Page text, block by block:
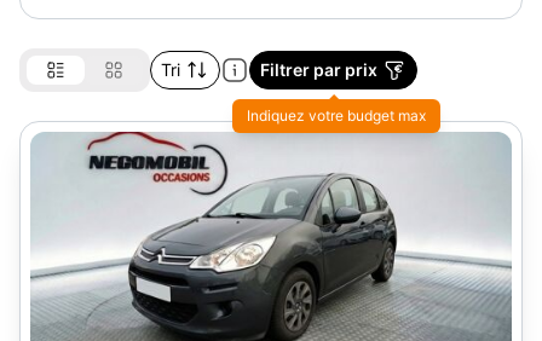
Tri Filtrer par prix
Indiquez votre budget max